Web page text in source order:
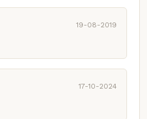
19-08-2019
17-10-2024